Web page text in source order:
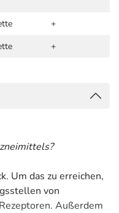
+
+
Um das zu erreichen,
von
Außerdem